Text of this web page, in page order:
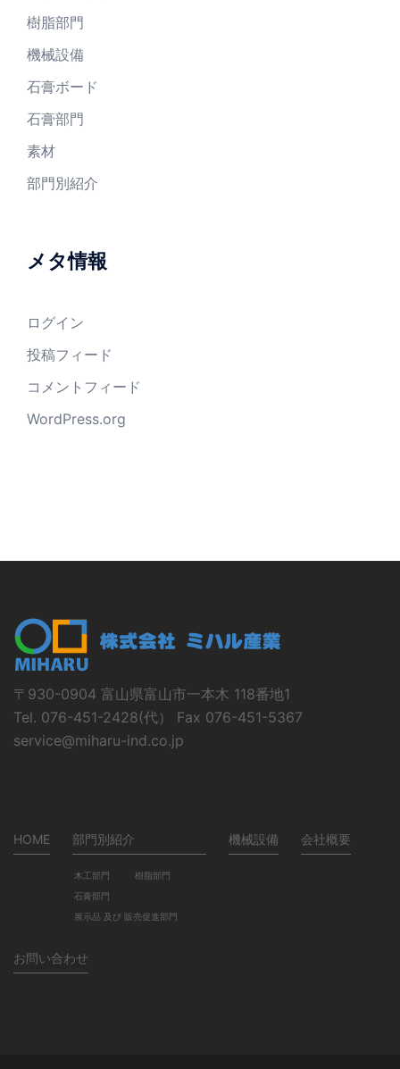
樹脂部門
機械設備
石膏ボード
石膏部門
素材
部門別紹介
メタ情報
ログイン
投稿フィード
コメントフィード
WordPress.org
〒930-0904 富山県富山市一本木 118番地1
Tel. 076-451-2428(代） Fax 076-451-5367
service@miharu-ind.co.jp
HOME 部門別紹介
木工部門
樹脂部門
石膏部門
展示品 及び 販売促進部門
機械設備 会社概要
お問い合わせ